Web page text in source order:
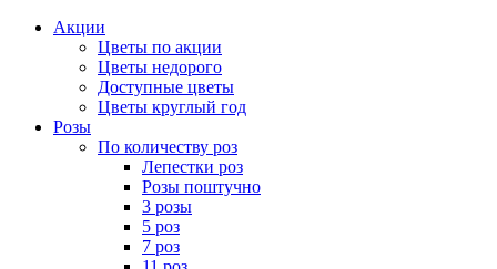
Акции
Цветы по акции
Цветы недорого
Доступные цветы
Цветы круглый год
Розы
По количеству роз
Лепестки роз
Розы поштучно
3 розы
5 роз
7 роз